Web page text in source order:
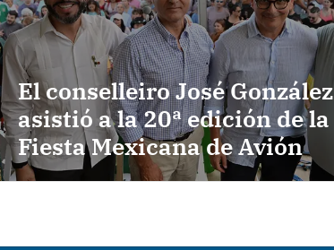
El conselleiro José González
asistió a la 20ª edición de la
Fiesta Mexicana de Avión